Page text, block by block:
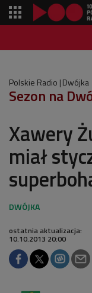
Polskie Radio Dwójka
Sezon na
Xawery
miał
ostatnia aktualizacja:
10.10.2013 20:00